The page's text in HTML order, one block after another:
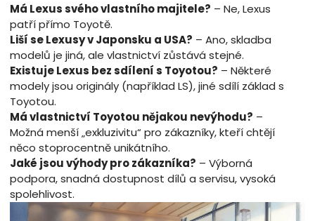
Má Lexus svého vlastního majitele? – Ne, Lexus
patří přímo Toyotě.
Liší se Lexusy v Japonsku a USA? – Ano, skladba
modelů je jiná, ale vlastnictví zůstává stejné.
Existuje Lexus bez sdílení s Toyotou? – Některé
modely jsou originály (například LS), jiné sdílí základ s
Toyotou.
Má vlastnictví Toyotou nějakou nevýhodu? –
Možná menší „exkluzivitu“ pro zákazníky, kteří chtějí
něco stoprocentně unikátního.
Jaké jsou výhody pro zákazníka? – Výborná
podpora, snadná dostupnost dílů a servisu, vysoká
spolehlivost.